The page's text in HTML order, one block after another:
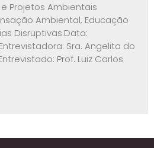
Projetos Ambientais
Ambiental, Educação
Disruptivas.Data:
Sra. Angelita do
Prof. Luiz Carlos